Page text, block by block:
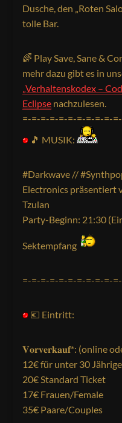
Dusche, den „Roten
tolle Bar.
🌈 Play Save, Sane &
mehr dazu gibt es in
„Verhaltenskodex –
Eclipse nachzulesen.
=-=-=-=-=-=-=-=-=-=-
🎵 MUSIK:
#Darkwave //
Electronics präsentiert
Tzulan
Party-Beginn: 21:30
Sektempfang
=-=-=-=-=-=-=-=-=-=-
💶 Eintritt:
𝐕𝐨𝐫𝐯𝐞𝐫𝐤𝐚𝐮𝐟*: (online
12€ für unter 30
20€ Standard Ticket
17€ Frauen/Female
35€ Paare/Couples